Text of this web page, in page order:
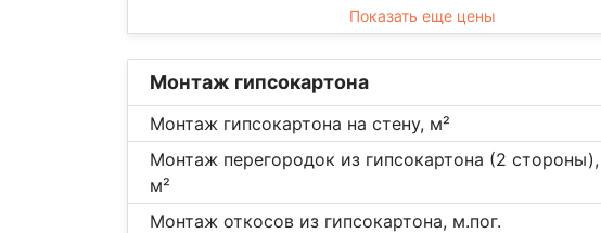
Показать еще цены
Монтаж гипсокартона
Монтаж гипсокартона на стену, м²
Монтаж перегородок из гипсокартона (2 стороны),
м²
Монтаж откосов из гипсокартона, м.пог.